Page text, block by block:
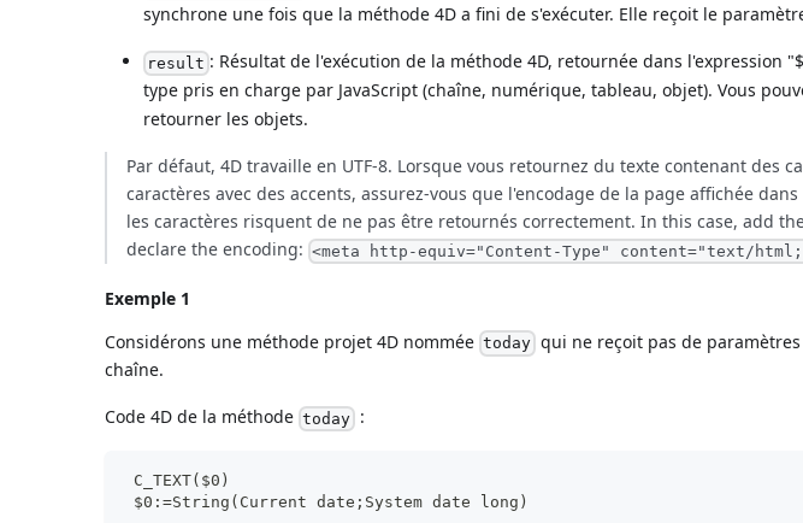
synchrone une fois que la méthode 4D a fini de s'exécuter. Elle reçoit le
result : Résultat de l'exécution de la méthode 4D, retournée dans l'expression
type pris en charge par JavaScript (chaîne, numérique, tableau, objet). Vous
retourner les objets.
Par défaut, 4D travaille en UTF-8. Lorsque vous retournez du texte contenant des
caractères avec des accents, assurez-vous que l'encodage de la page affichée
les caractères risquent de ne pas être retournés correctement. In this case, add
declare the encoding: <meta http-equiv="Content-Type" content="text/
Exemple 1
Considérons une méthode projet 4D nommée today qui ne reçoit pas de
chaîne.
Code 4D de la méthode today :
C_TEXT($0)
$0:=String(Current date;System date long)